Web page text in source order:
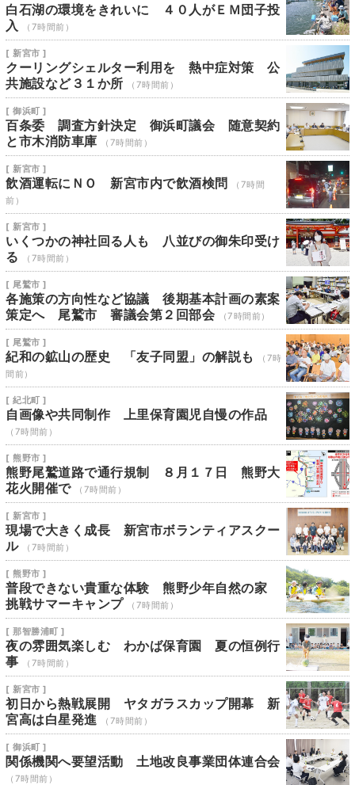
白石湖の環境をきれいに ４０人がＥＭ団子投
入
（7時間前）
[ 新宮市 ]
クーリングシェルター利用を 熱中症対策 公
共施設など３１か所
（7時間前）
[ 御浜町 ]
百条委 調査方針決定 御浜町議会 随意契約
と市木消防車庫
（7時間前）
[ 新宮市 ]
飲酒運転にＮＯ 新宮市内で飲酒検問
（7時間
前）
[ 新宮市 ]
いくつかの神社回る人も 八並びの御朱印受け
る
（7時間前）
[ 尾鷲市 ]
各施策の方向性など協議 後期基本計画の素案
策定へ 尾鷲市 審議会第２回部会
（7時間前）
[ 尾鷲市 ]
紀和の鉱山の歴史 「友子同盟」の解説も
（7時
間前）
[ 紀北町 ]
自画像や共同制作 上里保育園児自慢の作品
（7時間前）
[ 熊野市 ]
熊野尾鷲道路で通行規制 ８月１７日 熊野大
花火開催で
（7時間前）
[ 新宮市 ]
現場で大きく成長 新宮市ボランティアスクー
ル
（7時間前）
[ 熊野市 ]
普段できない貴重な体験 熊野少年自然の家
挑戦サマーキャンプ
（7時間前）
[ 那智勝浦町 ]
夜の雰囲気楽しむ わかば保育園 夏の恒例行
事
（7時間前）
[ 新宮市 ]
初日から熱戦展開 ヤタガラスカップ開幕 新
宮高は白星発進
（7時間前）
[ 御浜町 ]
関係機関へ要望活動 土地改良事業団体連合会
（7時間前）